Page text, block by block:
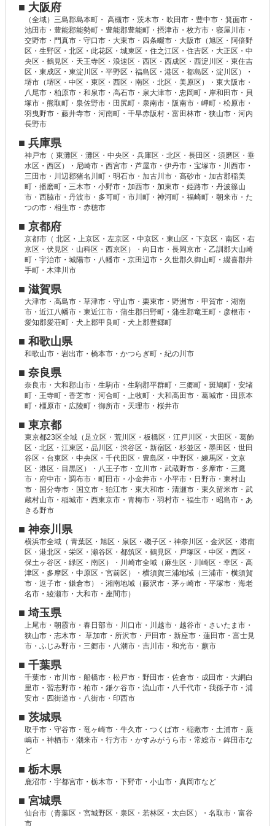
■ 大阪府
（全域）三島郡島本町・ 高槻市・茨木市・吹田市・豊中市・箕面市・
池田市・豊能郡能勢町・豊能郡豊能町・摂津市・枚方市・寝屋川市・
交野市・門真市・守口市・大東市・四条畷市・大阪市（旭区・阿倍野
区・生野区・北区・此花区・城東区・住之江区・住吉区・大正区・中
央区・鶴見区・天王寺区・浪速区・西区・西成区・西淀川区・東住吉
区・東成区・東淀川区・平野区・福島区・港区・都島区・淀川区）・
堺市（堺区・中区・東区・西区・南区・北区・美原区）・東大阪市・
八尾市・柏原市・和泉市・高石市・泉大津市・忠岡町・岸和田市・貝
塚市・熊取町・泉佐野市・田尻町・泉南市・阪南市・岬町・松原市・
羽曳野市・藤井寺市・河南町・千早赤阪村・富田林市・狭山市・河内
長野市
■ 兵庫県
神戸市（ 東灘区・灘区・中央区・兵庫区・北区・長田区・須磨区・垂
水区・西区）・尼崎市・西宮市・芦屋市・伊丹市・宝塚市・川西市・
三田市・川辺郡猪名川町・明石市・加古川市・高砂市・加古郡稲美
町・播磨町・三木市・小野市・加西市・加東市・姫路市・丹波篠山
市・西脇市・丹波市・多可町・市川町・神河町・福崎町・朝来市・た
つの市・相生市・赤穂市
■ 京都府
京都市（ 北区・上京区・左京区・中京区・東山区・下京区・南区・右
京区・伏見区・山科区・西京区）・向日市・長岡京市・乙訓郡大山崎
町・宇治市・城陽市・八幡市・京田辺市・久世郡久御山町・綴喜郡井
手町・木津川市
■ 滋賀県
大津市・高島市・草津市・守山市・栗東市・野洲市・甲賀市・湖南
市・近江八幡市・東近江市・蒲生郡日野町・蒲生郡竜王町・彦根市・
愛知郡愛荘町・犬上郡甲良町・犬上郡豊郷町
■ 和歌山県
和歌山市・岩出市・橋本市・かつらぎ町・紀の川市
■ 奈良県
奈良市・大和郡山市・生駒市・生駒郡平群町・三郷町・斑鳩町・安堵
町・王寺町・香芝市・河合町・上牧町・大和高田市・葛城市・田原本
町・橿原市・広陵町・御所市・天理市・桜井市
■ 東京都
東京都23区全域（足立区・荒川区・板橋区・江戸川区・大田区・葛飾
区・北区・江東区・品川区・渋谷区・新宿区・杉並区・墨田区・世田
谷区・台東区・中央区・千代田区・豊島区・中野区・練馬区・文京
区・港区・目黒区）・八王子市・立川市・武蔵野市・多摩市・三鷹
市・府中市・調布市・町田市・小金井市・小平市・日野市・東村山
市・国分寺市・国立市・狛江市・東大和市・清瀬市・東久留米市・武
蔵村山市・稲城市・西東京市・青梅市・羽村市・福生市・昭島市・あ
きる野市
■ 神奈川県
横浜市全域（ 青葉区・旭区・泉区・磯子区・神奈川区・金沢区・港南
区・港北区・栄区・瀬谷区・都筑区・鶴見区・戸塚区・中区・西区・
保土ヶ谷区・緑区・南区）・川崎市全域（麻生区・川崎区・幸区・高
津区・多摩区・中原区・宮前区）・横須賀三浦地域（三浦市・横須賀
市・逗子市・鎌倉市）・湘南地域（藤沢市・茅ヶ崎市・平塚市・海老
名市・綾瀬市・大和市・座間市）
■ 埼玉県
上尾市・朝霞市・春日部市・川口市・川越市・越谷市・さいたま市・
狭山市・志木市・ 草加市・所沢市・戸田市・新座市・蓮田市・富士見
市・ふじみ野市・三郷市・八潮市・吉川市・和光市・蕨市
■ 千葉県
千葉市・市川市・船橋市・松戸市・野田市・佐倉市・成田市・大網白
里市・習志野市・柏市・鎌ケ谷市・流山市・八千代市・我孫子市・浦
安市・四街道市・八街市・印西市
■ 茨城県
取手市・守谷市・竜ヶ崎市・牛久市・つくば市・稲敷市・土浦市・鹿
嶋市・神栖市・潮来市・行方市・かすみがうら市・常総市・鉾田市な
ど
■ 栃木県
鹿沼市・宇都宮市・栃木市・下野市・小山市・真岡市など
■ 宮城県
仙台市（青葉区・宮城野区・泉区・若林区・太白区）・名取市・富谷
市